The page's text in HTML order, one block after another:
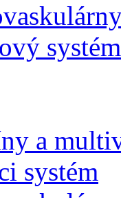
systém
a
systém